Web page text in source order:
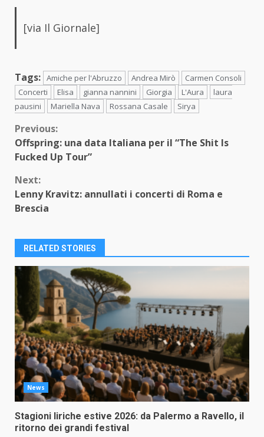
[via Il Giornale]
Tags: Amiche per l'Abruzzo Andrea Mirò
Carmen Consoli
Concerti
Elisa gianna nannini Giorgia L'Aura
laura
pausini
Mariella Nava Rossana Casale Sirya
Continue
Reading
Previous:
Offspring: una data Italiana per il “The Shit Is
Fucked Up Tour”
Next:
Lenny Kravitz: annullati i concerti di Roma e
Brescia
RELATED STORIES
News
Stagioni liriche estive 2026: da Palermo a Ravello, il
ritorno dei grandi festival